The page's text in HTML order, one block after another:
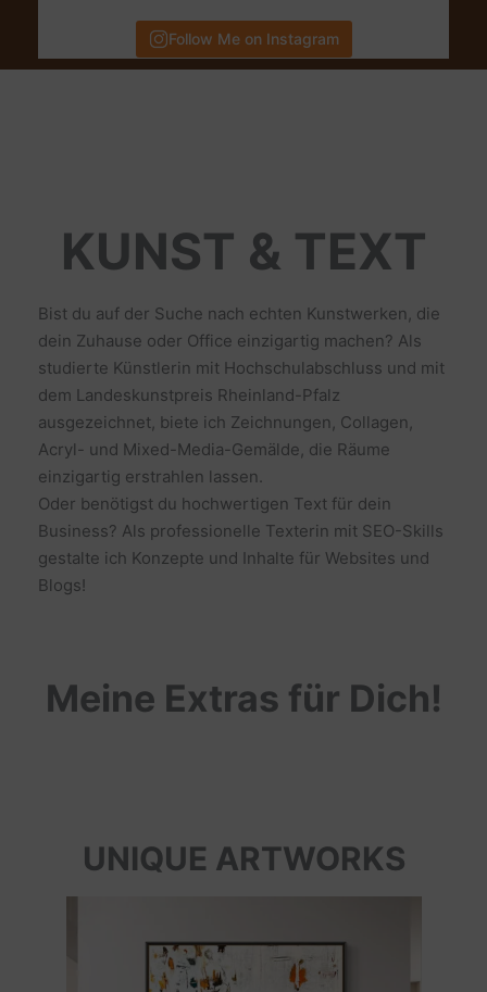
Follow Me on Instagram
KUNST & TEXT
Bist du auf der Suche nach echten Kunstwerken, die
dein Zuhause oder Office einzigartig machen? Als
studierte Künstlerin mit Hochschulabschluss und mit
dem Landeskunstpreis Rheinland-Pfalz
ausgezeichnet, biete ich Zeichnungen, Collagen,
Acryl- und Mixed-Media-Gemälde, die Räume
einzigartig erstrahlen lassen.
Oder benötigst du hochwertigen Text für dein
Business? Als professionelle Texterin mit SEO-Skills
gestalte ich Konzepte und Inhalte für Websites und
Blogs!
Meine Extras für Dich!
UNIQUE ARTWORKS